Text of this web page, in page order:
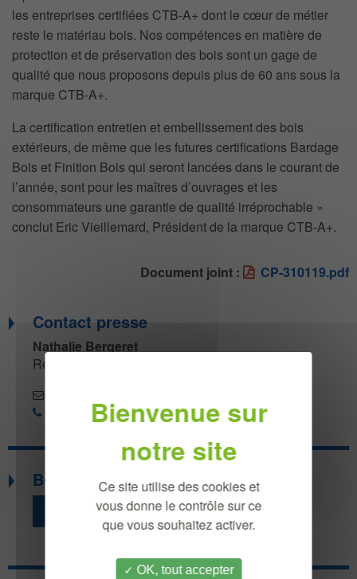
Ce site utilise des cookies et
vous donne le contrôle sur ce
que vous souhaitez activer.
OK, tout accepter
les entreprises certifiées CTB-A+ dont le cœur de métier
reste le matériau bois. Nos compétences en matière de
protection et de préservation des bois sont un gage de
qualité que nous proposons depuis plus de 60 ans sous la
marque CTB-A+.
La certification entretien et embellissement des bois
extérieurs, de même que les futures certifications Bardage
Bois et Finition Bois qui seront lancées dans le courant de
l’année, sont pour les maîtres d’ouvrages et les
consommateurs une garantie de qualité irréprochable »
conclut Eric Vieillemard, Président de la marque CTB-A+.
Document joint : CP-310119.pdf
Contact presse
Nathalie Bergeret
Responsable de marque
05 56 43 64 13
Besoin d'information ?
Contact presse